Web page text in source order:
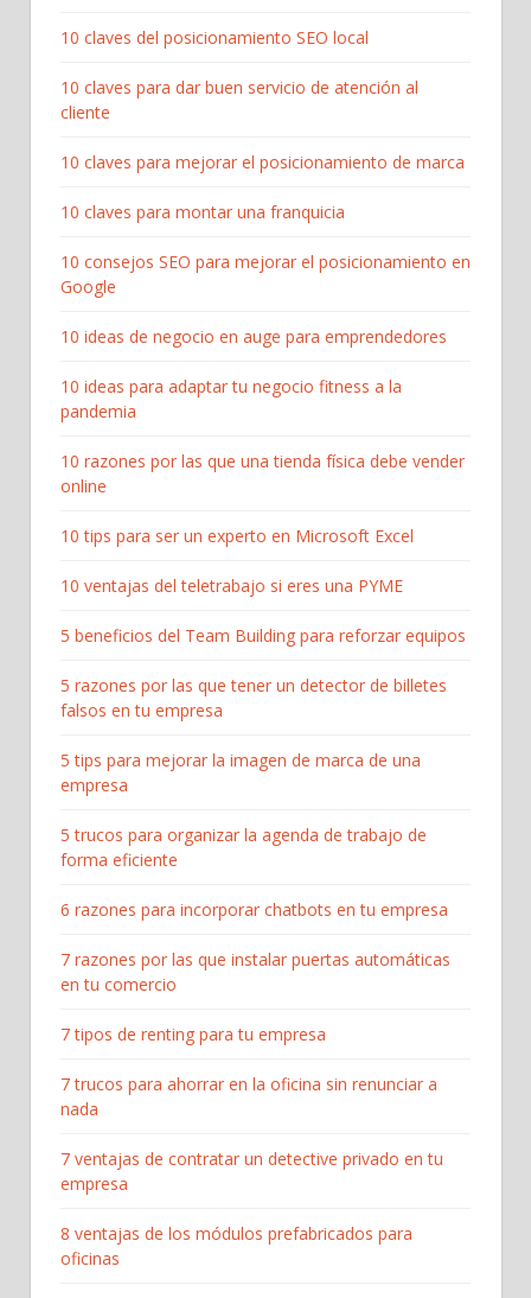
10 claves del posicionamiento SEO local
10 claves para dar buen servicio de atención al
cliente
10 claves para mejorar el posicionamiento de marca
10 claves para montar una franquicia
10 consejos SEO para mejorar el posicionamiento en
Google
10 ideas de negocio en auge para emprendedores
10 ideas para adaptar tu negocio fitness a la
pandemia
10 razones por las que una tienda física debe vender
online
10 tips para ser un experto en Microsoft Excel
10 ventajas del teletrabajo si eres una PYME
5 beneficios del Team Building para reforzar equipos
5 razones por las que tener un detector de billetes
falsos en tu empresa
5 tips para mejorar la imagen de marca de una
empresa
5 trucos para organizar la agenda de trabajo de
forma eficiente
6 razones para incorporar chatbots en tu empresa
7 razones por las que instalar puertas automáticas
en tu comercio
7 tipos de renting para tu empresa
7 trucos para ahorrar en la oficina sin renunciar a
nada
7 ventajas de contratar un detective privado en tu
empresa
8 ventajas de los módulos prefabricados para
oficinas